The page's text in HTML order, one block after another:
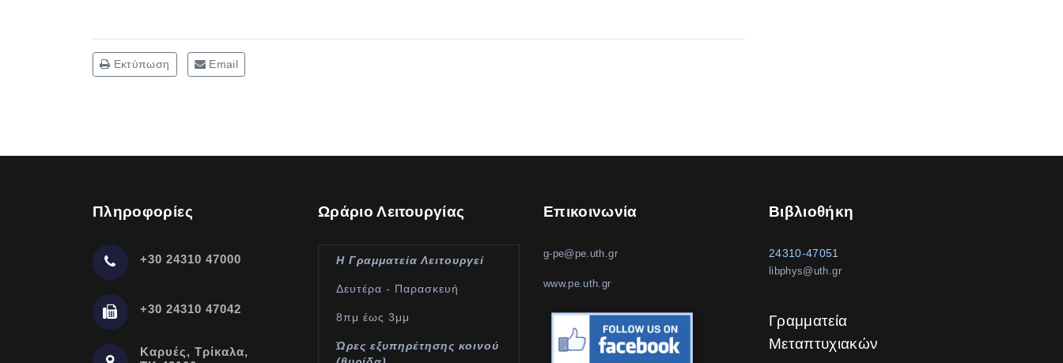
Εκτύπωση Email
Πληροφορίες
+30 24310 47000
+30 24310 47042
Καρυές, Τρίκαλα,
Ωράριο Λειτουργίας
Η Γραμματεία Λειτουργεί
Δευτέρα - Παρασκευή
8πμ έως 3μμ
Ώρες εξυπηρέτησης κοινού
Επικοινωνία
g-pe@pe.uth.gr
www.pe.uth.gr
Βιβλιοθήκη
24310-47051
libphys@uth.gr
Γραμματεία
Μεταπτυχιακών